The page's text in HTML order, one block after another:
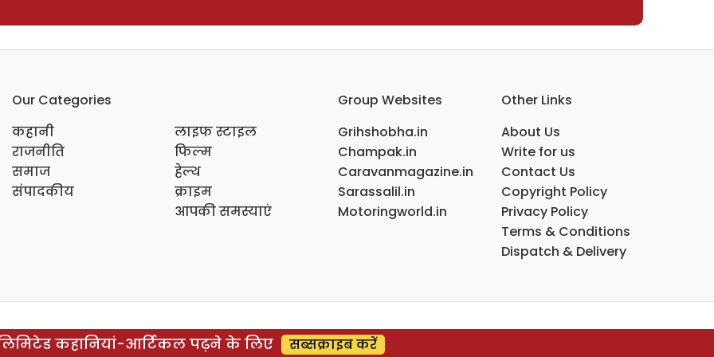
Our Categories
कहानी
राजनीति
समाज
संपादकीय
लाइफ स्टाइल
फिल्म
हेल्थ
क्राइम
आपकी समस्याएं
Group Websites
Grihshobha.in
Champak.in
Caravanmagazine.in
Sarassalil.in
Motoringworld.in
Other Links
About Us
Write for us
Contact Us
Copyright Policy
Privacy Policy
Terms & Conditions
Dispatch & Delivery
कहानियां-आर्टिकल पढ़ने के लिए सब्सक्राइब करें